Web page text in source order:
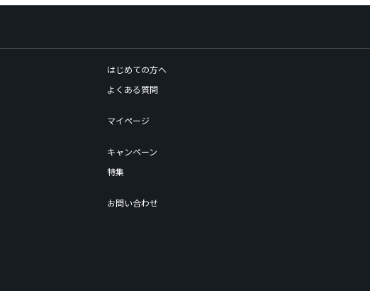
はじめての方へ
よくある質問
マイページ
キャンペーン
特集
お問い合わせ